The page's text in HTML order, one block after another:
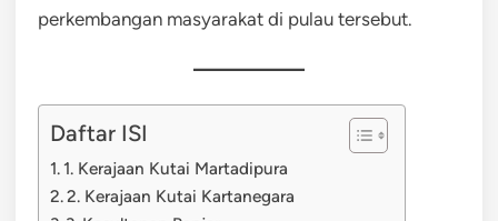
perkembangan masyarakat di pulau tersebut.
Daftar ISI
1. Kerajaan Kutai Martadipura
2. Kerajaan Kutai Kartanegara